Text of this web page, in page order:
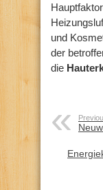
und
der
die